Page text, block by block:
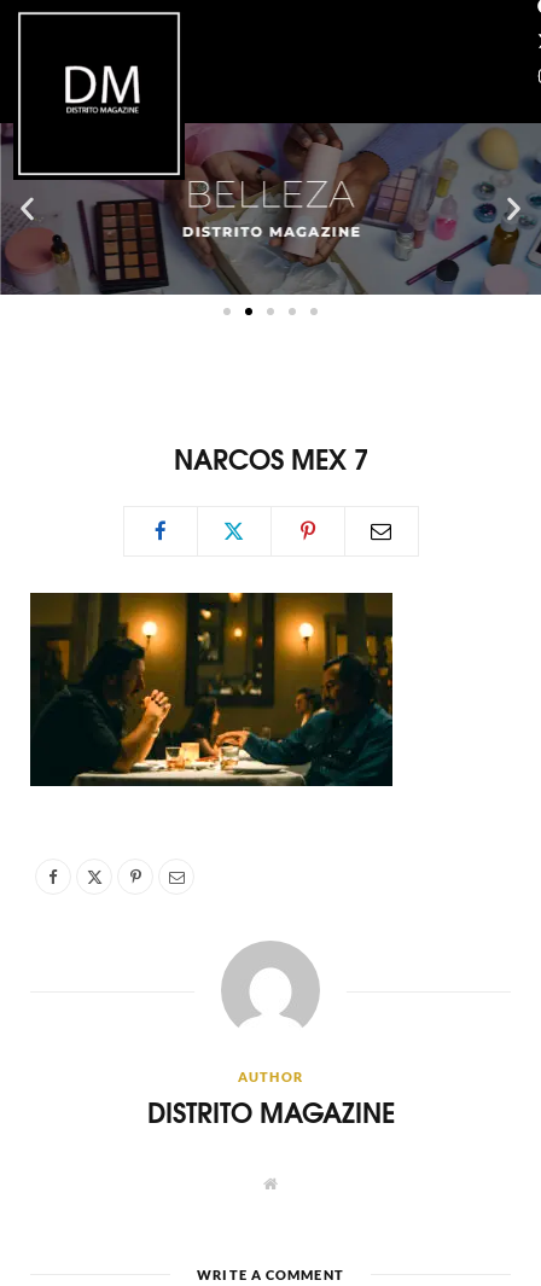
NARCOS MEX 7
AUTHOR
DISTRITO MAGAZINE
W
e
WRITE A COMMENT